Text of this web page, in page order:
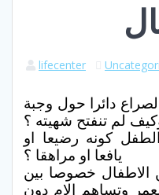
lifecenter
دائرا حول وجبة
لم تنفتح شهيته ؟
كونه رضيعا او
يافعا او مراهقا ؟
الاطفال خصوصا بين
وتساهم الام دون